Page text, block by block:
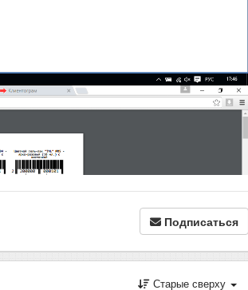
Подписаться
Старые сверху